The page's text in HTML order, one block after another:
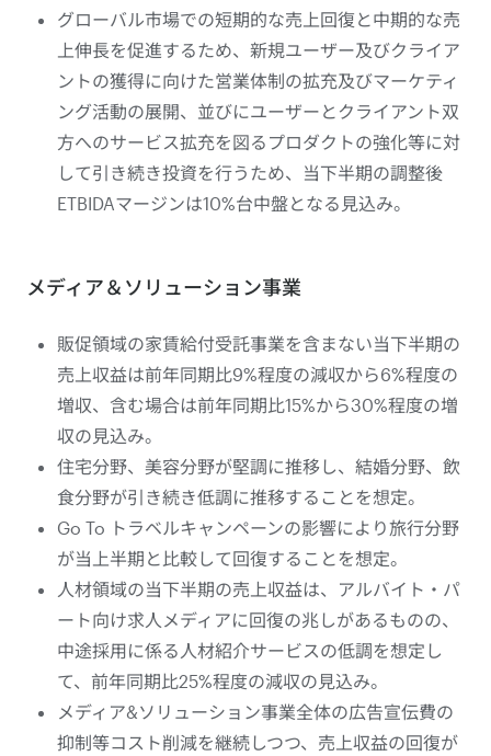
グローバル市場での短期的な売上回復と中期的な売
上伸長を促進するため、新規ユーザー及びクライア
ントの獲得に向けた営業体制の拡充及びマーケティ
ング活動の展開、並びにユーザーとクライアント双
方へのサービス拡充を図るプロダクトの強化等に対
して引き続き投資を行うため、当下半期の調整後
ETBIDAマージンは10%台中盤となる見込み。
メディア＆ソリューション事業
販促領域の家賃給付受託事業を含まない当下半期の
売上収益は前年同期比9%程度の減収から6%程度の
増収、含む場合は前年同期比15%から30%程度の増
収の見込み。
住宅分野、美容分野が堅調に推移し、結婚分野、飲
食分野が引き続き低調に推移することを想定。
Go To トラベルキャンペーンの影響により旅行分野
が当上半期と比較して回復することを想定。
人材領域の当下半期の売上収益は、アルバイト・パ
ート向け求人メディアに回復の兆しがあるものの、
中途採用に係る人材紹介サービスの低調を想定し
て、前年同期比25%程度の減収の見込み。
メディア&ソリューション事業全体の広告宣伝費の
抑制等コスト削減を継続しつつ、売上収益の回復が